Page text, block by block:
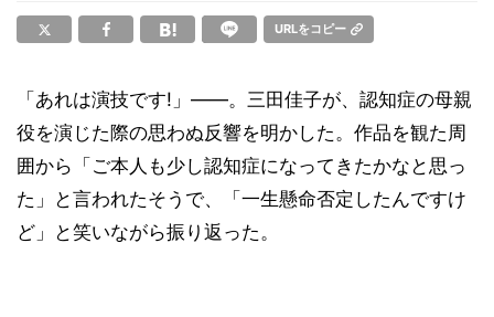
URLをコピー
「あれは演技です!」――。三田佳子が、認知症の母親
役を演じた際の思わぬ反響を明かした。作品を観た周
囲から「ご本人も少し認知症になってきたかなと思っ
た」と言われたそうで、「一生懸命否定したんですけ
ど」と笑いながら振り返った。